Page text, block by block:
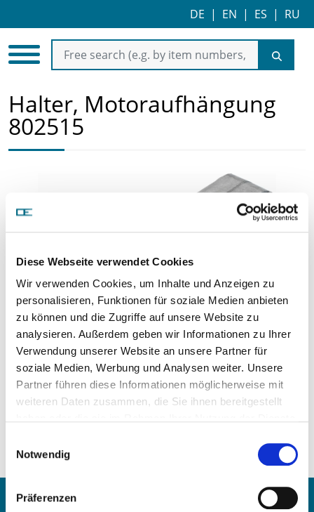
Diese Webseite verwendet Cookies
Wir verwenden Cookies, um Inhalte und Anzeigen zu
personalisieren, Funktionen für soziale Medien anbieten
zu können und die Zugriffe auf unsere Website zu
analysieren. Außerdem geben wir Informationen zu Ihrer
Verwendung unserer Website an unsere Partner für
soziale Medien, Werbung und Analysen weiter. Unsere
Partner führen diese Informationen möglicherweise mit
weiteren Daten zusammen, die Sie ihnen bereitgestellt
Notwendig
Präferenzen
DE | EN | ES | RU
Halter, Motoraufhängung
802515
Price on demand
REQUEST ARTICLE
Contact